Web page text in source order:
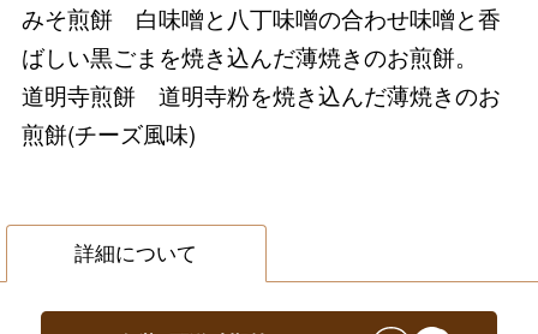
みそ煎餅 白味噌と八丁味噌の合わせ味噌と香
ばしい黒ごまを焼き込んだ薄焼きのお煎餅。
道明寺煎餅 道明寺粉を焼き込んだ薄焼きのお
煎餅(チーズ風味)
詳細について